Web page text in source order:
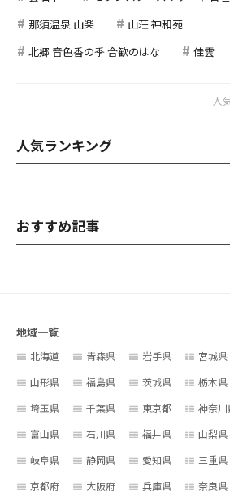
那須温泉 山楽
山荘 神和苑
北郷 音色香の季 合歓のはな
佳雲
人
人気ランキング
おすすめ記事
地域一覧
北海道 青森県 岩手県 宮城県
山形県
福島県 茨城県 栃木県
埼玉県
千葉県 東京都 神奈川
富山県
石川県 福井県 山梨県
岐阜県
静岡県 愛知県 三重県
京都府
大阪府 兵庫県 奈良県